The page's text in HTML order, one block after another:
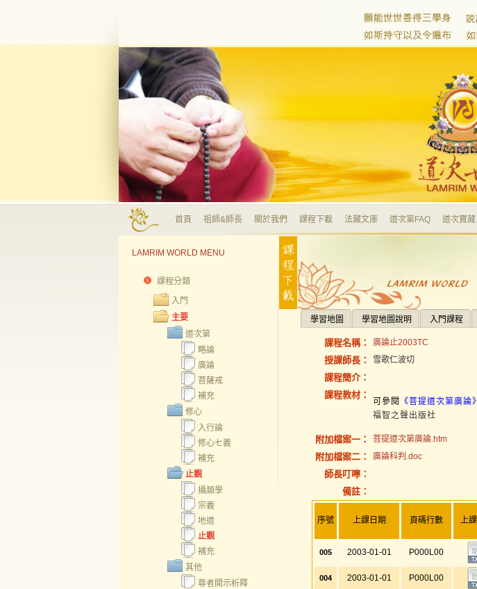
首頁 祖師&師長 關於我們 課程下載 法藏文庫 道次第FAQ 道次寶藏
LAMRIM WORLD MENU
課程分類
入門
主要
道次第
略論
廣論
菩薩戒
補充
修心
入行論
修心七義
補充
止觀
攝類學
宗義
地道
止觀
補充
其他
尊者開示析釋
學習地圖 學習地圖說明 入門課程
課程名稱： 廣論止2003TC
授課師長： 雪歌仁波切
課程簡介：
課程教材：
可參閱 《菩提道次第廣論》
福智之聲出版社
附加檔案一： 菩提道次第廣論.htm
附加檔案二： 廣論科判.doc
師長叮嚀：
備註：
序號 上課日期 頁碼行數 上
005 2003-01-01 P000L00
004 2003-01-01 P000L00